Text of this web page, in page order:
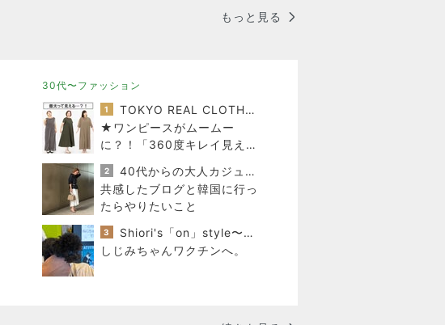
もっと見る
30代〜ファッション
1
TOKYO REAL CLOTHES 大人世代のリアルクローズ
★ワンピースがムームー
に？！「360度キレイ見え」
の必殺ワザはコレ♪
2
40代からの大人カジュアルを品良く着こなすファッションブログ
共感したブログと韓国に行っ
たらやりたいこと
3
Shiori's「on」style〜干物女の成長記〜
しじみちゃんワクチンへ。